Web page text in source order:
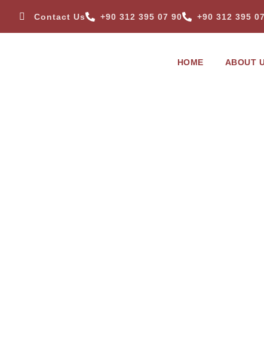
Contact Us +90 312 395 07 90 +90 312 395
HOME ABOUT